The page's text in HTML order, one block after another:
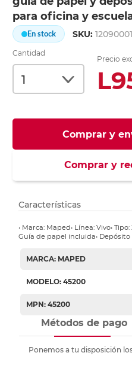
para oficina y
En stock SKU:
Cantidad
Precio
Comprar y
Comprar y
Características
• Marca: Maped• Línea: Vivo•
Guía de papel incluida•
MARCA: MAPED
MODELO: 45200
MPN: 45200
Métodos de pago
Ponemos a tu disposición